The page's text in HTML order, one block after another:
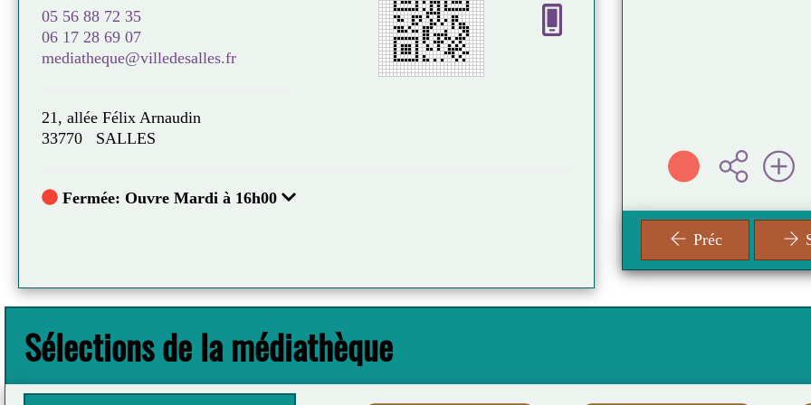
05 56 88 72 35
06 17 28 69 07
mediatheque@villedesalles.fr
21, allée Félix Arnaudin
33770 SALLES
Fermée: Ouvre Mardi à 16h00
Jean-baptiste ANDREA
L'Iconoclaste ( Paris - 2023 )
Plus d'infos
Préc
Sélections de la médiathèque